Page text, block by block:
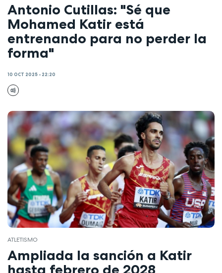
Antonio Cutillas: "Sé que
Mohamed Katir está
entrenando para no perder la
forma"
10 OCT 2025 - 22:20
ATLETISMO
Ampliada la sanción a Katir
hasta febrero de 2028